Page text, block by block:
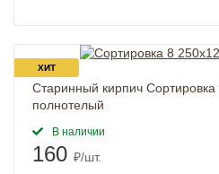
ХИТ
Старинный кирпич
полнотелый
В наличии
160 ₽/шт.